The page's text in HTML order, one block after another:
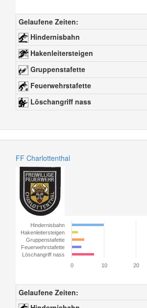
Gelaufene Zeiten:
Hindernisbahn
Hakenleitersteigen
Gruppenstafette
Feuerwehrstafette
Löschangriff nass
FF Charlottenthal
Hindernisbahn
Hakenleitersteigen
Gruppenstafette
Feuerwehrstafette
Löschangriff nass
0
10 20
Gelaufene Zeiten: